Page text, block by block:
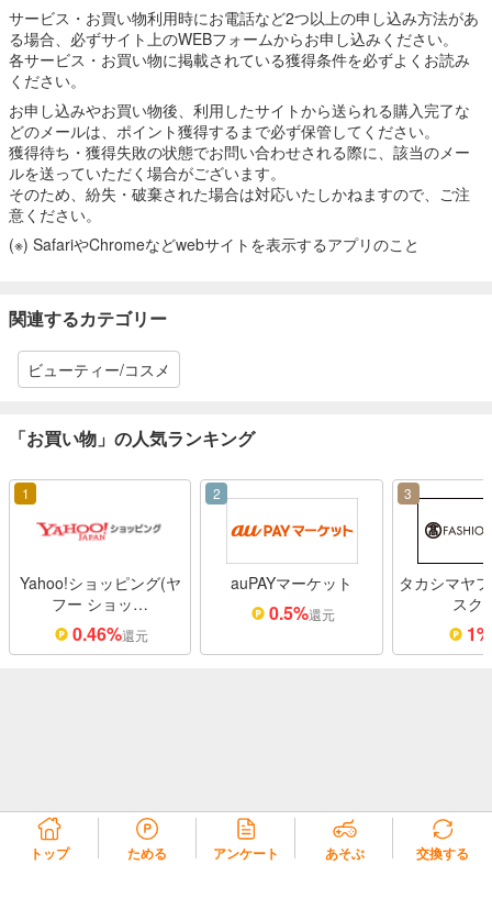
サービス・お買い物利用時にお電話など2つ以上の申し込み方法があ
る場合、必ずサイト上のWEBフォームからお申し込みください。
各サービス・お買い物に掲載されている獲得条件を必ずよくお読み
ください。
お申し込みやお買い物後、利用したサイトから送られる購入完了な
どのメールは、ポイント獲得するまで必ず保管してください。
獲得待ち・獲得失敗の状態でお問い合わせされる際に、該当のメー
ルを送っていただく場合がございます。
そのため、紛失・破棄された場合は対応いたしかねますので、ご注
意ください。
(※) SafariやChromeなどwebサイトを表示するアプリのこと
関連するカテゴリー
ビューティー/コスメ
「お買い物」の人気ランキング
1
Yahoo!ショッピング(ヤ
フー ショッ…
0.46%還元
2
auPAYマーケット
0.5%還元
3
タカシマヤ
スク
1%
トップ ためる アンケート あそぶ 交換する